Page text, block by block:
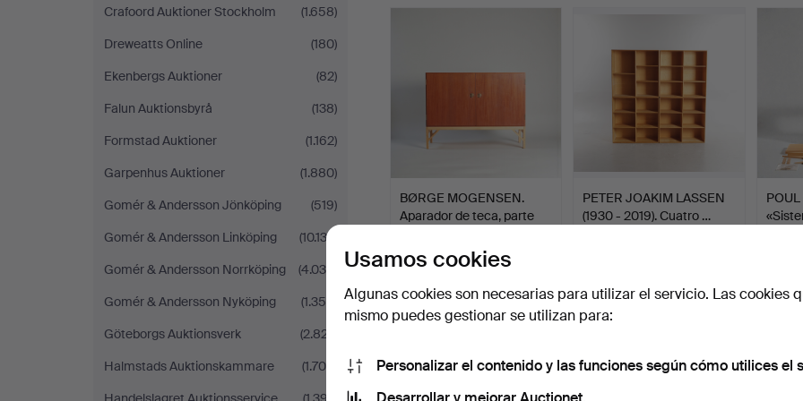
Crafoord Auktioner Stockholm
(1.658)
Dreweatts Online
(180)
Ekenbergs Auktioner
(82)
Falun Auktionsbyrå
(138)
Formstad Auktioner
(1.162)
Garpenhus Auktioner
(1.880)
Gomér & Andersson Jönköping
(519)
Gomér & Andersson Linköping
(10.132)
Gomér & Andersson Norrköping
(4.038)
Gomér & Andersson Nyköping
(1.356)
Göteborgs Auktionsverk
(2.827)
Halmstads Auktionskammare
(1.708)
BØRGE MOGENSEN.
Aparador de teca, parte
12 pujas
PETER JOAKIM LASSEN
(1930 - 2019). Cuatro …
Usamos cookies
Algunas cookies son necesarias para utilizar el servicio. Las cookies
mismo puedes gestionar se utilizan para:
Personalizar el contenido y las funciones según cómo utilices el